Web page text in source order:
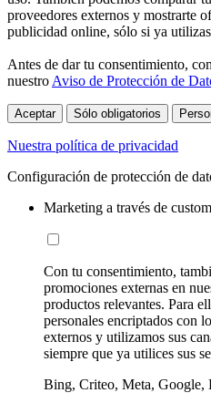
proveedores externos y mostrarte
publicidad online, sólo si ya
Antes de dar tu consentimiento,
nuestro Aviso de Protección de
Aceptar Sólo obligatorios
Nuestra política de privacidad
Configuración de protección de
Marketing a través de
Con tu consentimiento,
promociones externas en
productos relevantes. Para
personales encriptados con
externos y utilizamos sus
siempre que ya utilices sus
Bing, Criteo, Meta, Google,